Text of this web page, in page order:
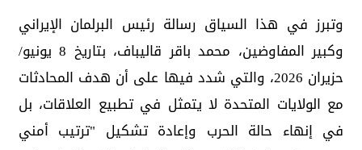
وتبرز في هذا السياق رسالة رئيس البرلمان الإيراني
وكبير المفاوضين، محمد باقر قاليباف، بتاريخ 8 يونيو/
حزيران 2026، والتي شدد فيها على أن هدف المحادثات
مع الولايات المتحدة لا يتمثل في تطبيع العلاقات، بل
في إنهاء حالة الحرب وإعادة تشكيل "ترتيب أمني